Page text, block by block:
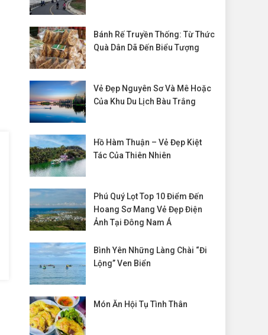
Bánh Rế Truyền Thống: Từ Thức
Quà Dân Dã Đến Biểu Tượng
Vẻ Đẹp Nguyên Sơ Và Mê Hoặc
Của Khu Du Lịch Bàu Trắng
Hồ Hàm Thuận – Vẻ Đẹp Kiệt
Tác Của Thiên Nhiên
Phú Quý Lọt Top 10 Điểm Đến
Hoang Sơ Mang Vẻ Đẹp Điện
Ảnh Tại Đông Nam Á
Bình Yên Những Làng Chài “đi
Lộng” Ven Biển
Món Ăn Hội Tụ Tình Thân